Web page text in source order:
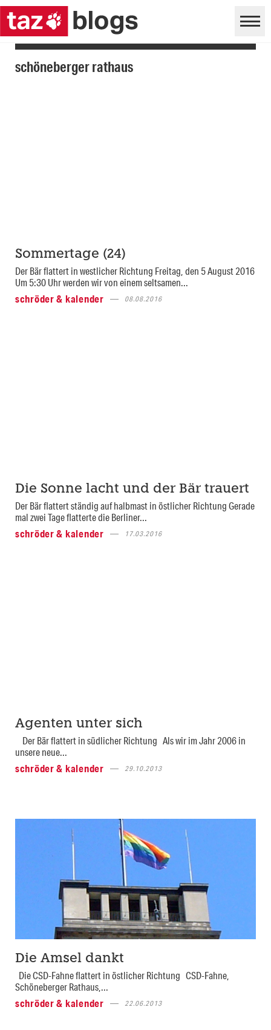
schöneberger rathaus
Sommertage (24)
Der Bär flattert in westlicher Richtung Freitag, den 5 August 2016
Um 5:30 Uhr werden wir von einem seltsamen...
schröder & kalender
08.08.2016
Die Sonne lacht und der Bär trauert
Der Bär flattert ständig auf halbmast in östlicher Richtung Gerade
mal zwei Tage flatterte die Berliner...
schröder & kalender
17.03.2016
Agenten unter sich
Der Bär flattert in südlicher Richtung Als wir im Jahr 2006 in
unsere neue...
schröder & kalender
29.10.2013
Die Amsel dankt
Die CSD-Fahne flattert in östlicher Richtung CSD-Fahne,
Schöneberger Rathaus,...
schröder & kalender
22.06.2013